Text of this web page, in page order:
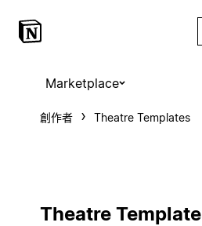
Marketplace
創作者 Theatre Templates
Theatre